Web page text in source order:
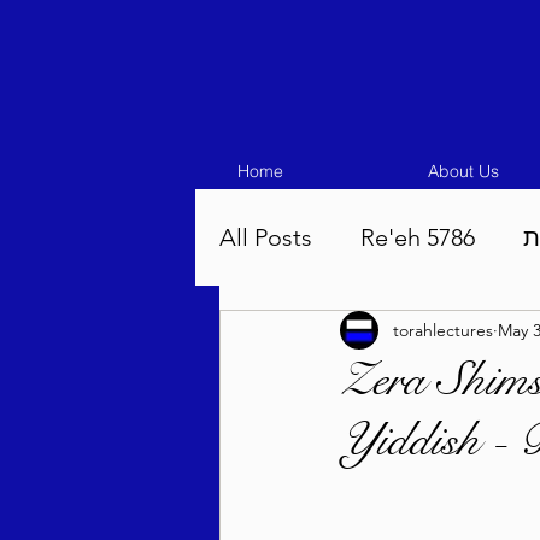
Home About Us
All Posts Re'eh 5786
Eikev 5786
Pinchas 5786 Balak
Zera
Yiddish -
torahlectures May